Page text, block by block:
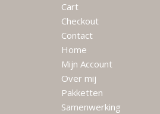
Cart
Checkout
Contact
Home
Mijn Account
Over mij
Pakketten
Samenwerking